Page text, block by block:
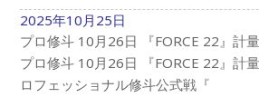
2025年10月25日
プロ修斗 10月26日 『FORCE 22』計
プロ修斗 10月26日 『FORCE 22』計
ロフェッショナル修斗公式戦『